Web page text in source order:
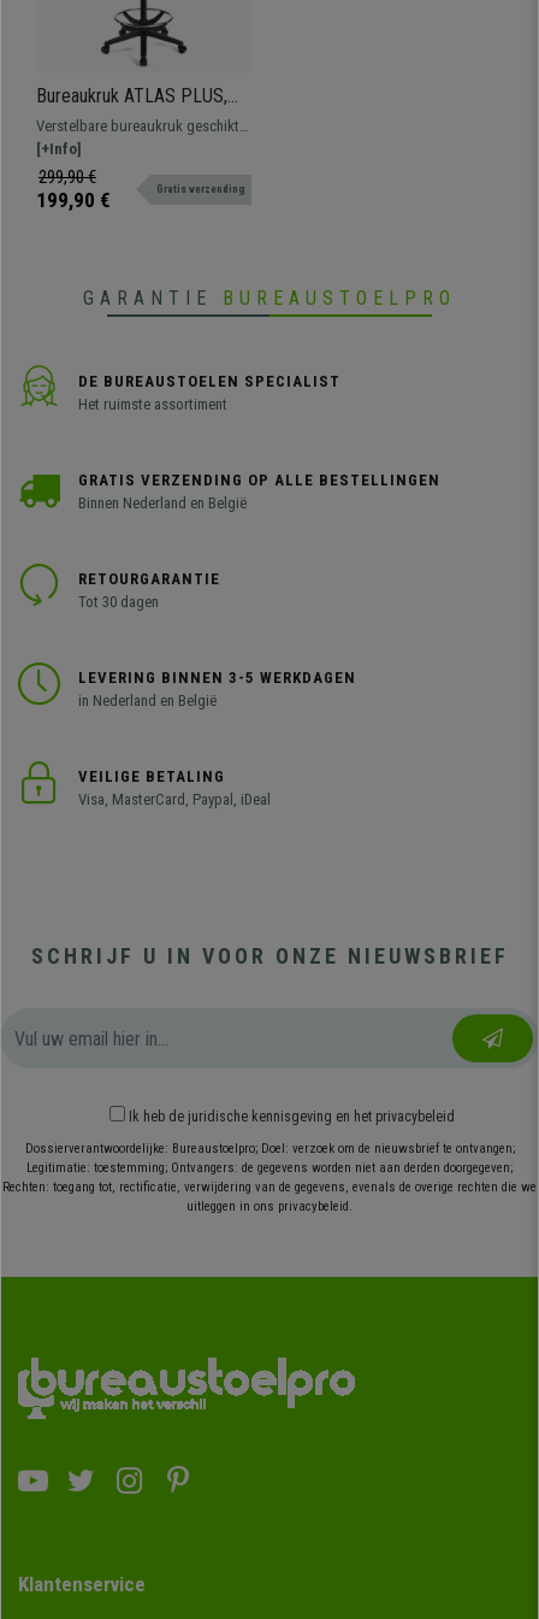
Bureaukruk ATLAS PLUS,
Verstelbare rugleuning,
Dikke Vulling, in Paars Leder
Verstelbare bureaukruk geschikt
voor professioneel gebruik.
Robuust, resistent en
comfortabel.
[+Info]
299,90 €
199,90 € Gratis verzending
GARANTIE BUREAUSTOELPRO
DE BUREAUSTOELEN SPECIALIST
Het ruimste assortiment
GRATIS VERZENDING OP ALLE BESTELLINGEN
Binnen Nederland en België
RETOURGARANTIE
Tot 30 dagen
LEVERING BINNEN 3-5 WERKDAGEN
in Nederland en België
VEILIGE BETALING
Visa, MasterCard, Paypal, iDeal
SCHRIJF U IN VOOR ONZE NIEUWSBRIEF
Ik heb de juridische kennisgeving en het privacybeleid
Dossierverantwoordelijke: Bureaustoelpro; Doel: verzoek om de nieuwsbrief te ontvangen;
Legitimatie: toestemming; Ontvangers: de gegevens worden niet aan derden doorgegeven;
Rechten: toegang tot, rectificatie, verwijdering van de gegevens, evenals de overige rechten die we
uitleggen in ons privacybeleid.
Klantenservice